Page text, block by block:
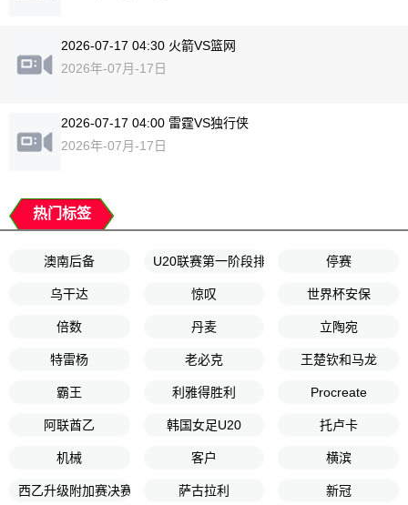
2026-07-17 04:30 火箭VS篮网
2026年-07月-17日
2026-07-17 04:00 雷霆VS独行侠
2026年-07月-17日
热门标签
澳南后备 U20联赛第一阶段排位赛1第3轮停赛
乌干达 惊叹 世界杯安保
倍数 丹麦 立陶宛
特雷杨 老必克 王楚钦和马龙
霸王 利雅得胜利 Procreate
阿联酋乙 韩国女足U20 托卢卡
机械 客户 横滨
西乙升级附加赛决赛次回合 萨古拉利 新冠